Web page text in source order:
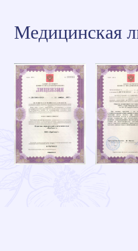
Медицинская